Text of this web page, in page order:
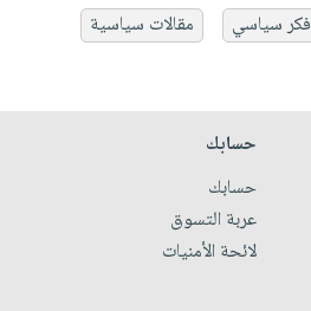
فكر سياسي مقالات سياسية
حسابك
حسابك
عربة التسوق
لائحة الأمنيات